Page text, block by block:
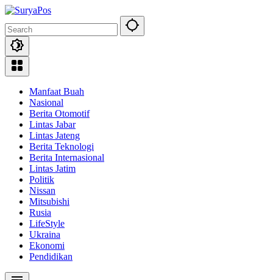
Skip
content
Manfaat Buah
Nasional
Berita Otomotif
Lintas Jabar
Lintas Jateng
Berita Teknologi
Berita Internasional
Lintas Jatim
Politik
Nissan
Mitsubishi
Rusia
LifeStyle
Ukraina
Ekonomi
Pendidikan